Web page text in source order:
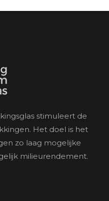
stimuleert de
Het doel is het
zo laag mogelijke
milieurendement.